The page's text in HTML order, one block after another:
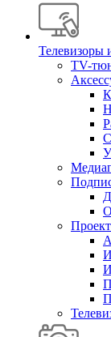
Телевизоры
TV-